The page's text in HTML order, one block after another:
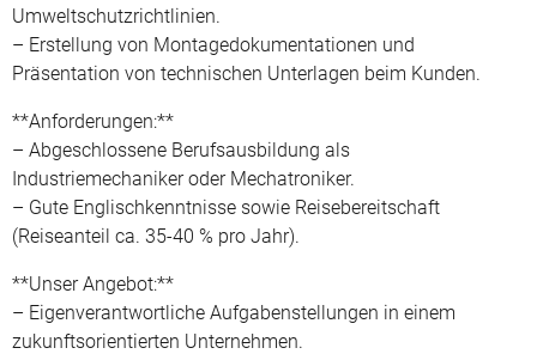
Umweltschutzrichtlinien.
– Erstellung von Montagedokumentationen und
Präsentation von technischen Unterlagen beim Kunden.
**Anforderungen:**
– Abgeschlossene Berufsausbildung als
Industriemechaniker oder Mechatroniker.
– Gute Englischkenntnisse sowie Reisebereitschaft
(Reiseanteil ca. 35-40 % pro Jahr).
**Unser Angebot:**
– Eigenverantwortliche Aufgabenstellungen in einem
zukunftsorientierten Unternehmen.